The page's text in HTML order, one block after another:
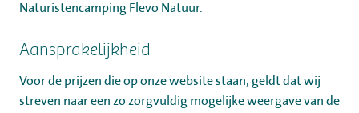
Naturistencamping Flevo Natuur.
Aansprakelijkheid
Voor de prijzen die op onze website staan, geldt dat wij
streven naar een zo zorgvuldig mogelijke weergave van de